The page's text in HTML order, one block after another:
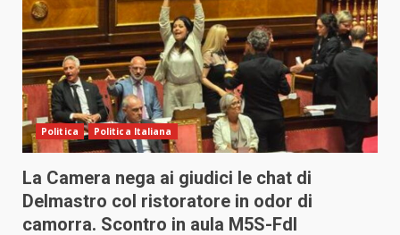
Politica Politica Italiana
La Camera nega ai giudici le chat di
Delmastro col ristoratore in odor di
camorra. Scontro in aula M5S-FdI